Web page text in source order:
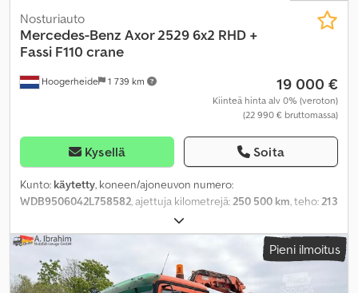
Hoogerheide 1 739 km
Nosturiauto
Mercedes-Benz Axor 2529 6x2 RHD +
Fassi F110 crane
19 000 €
Kiinteä hinta alv 0% (veroton)
(22 990 € bruttomassa)
Kysellä Soita
Kunto: käytetty, koneen/ajoneuvon numero:
WDB9506042L758582, ajettuja kilometrejä:250 500 km, teho:213
, ensirekisteröinti:01/2013
R22.5, akselikokoonpano:6x2, väri:muu, ohjaamo:päiväohjaamo,
vaihteistotyyppi:
, vaihteiden määrä:
, päästöluokka:
Euro 5, jousitus:teräs-ilma , kokonaispituus:
kokonaisleveys:2 550 mm, kokonaiskorkeus:3 750 mm
Pieni ilmoitus